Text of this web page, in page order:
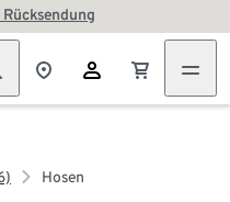
Hosen